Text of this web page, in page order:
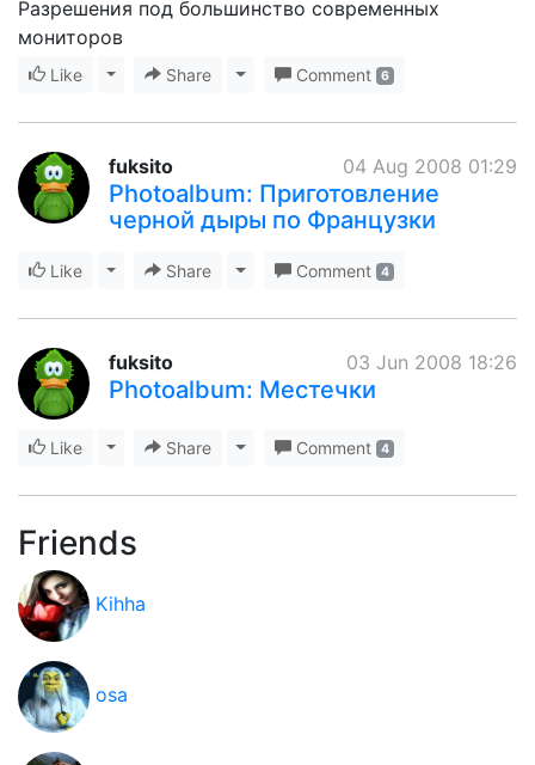
Разрешения под большинство современных
мониторов
Like Toggle Dropdown
Share Toggle Dropdown
Comment 6
04 Aug 2008 01:29
fuksito
Photoalbum: Приготовление
черной дыры по Французки
Like Toggle Dropdown
Share Toggle Dropdown
Comment 4
03 Jun 2008 18:26
fuksito
Photoalbum: Местечки
Like Toggle Dropdown
Share Toggle Dropdown
Comment 4
Friends
Kihha
osa